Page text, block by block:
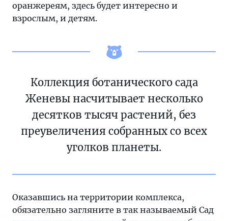
оранжереям, здесь будет интересно и
взрослым, и детям.
Коллекция ботанического сада
Женевы насчитывает несколько
десятков тысяч растений, без
преувеличения собранных со всех
уголков планеты.
Оказавшись на территории комплекса,
обязательно загляните в так называемый Сад